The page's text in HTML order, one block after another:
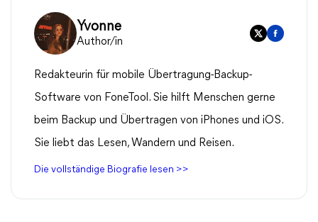
Yvonne
Author/in
Redakteurin für mobile Übertragung-Backup-
Software von FoneTool. Sie hilft Menschen gerne
beim Backup und Übertragen von iPhones und iOS.
Sie liebt das Lesen, Wandern und Reisen.
Die vollständige Biografie lesen >>